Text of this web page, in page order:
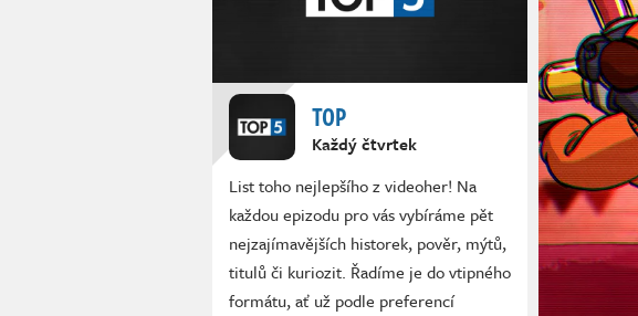
TOP
Každý čtvrtek
List toho nejlepšího z videoher! Na
každou epizodu pro vás vybíráme pět
nejzajímavějších historek, pověr, mýtů,
titulů či kuriozit. Řadíme je do vtipného
formátu, ať už podle preferencí